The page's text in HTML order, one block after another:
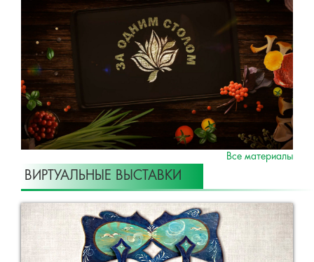
Все материалы
ВИРТУАЛЬНЫЕ ВЫСТАВКИ